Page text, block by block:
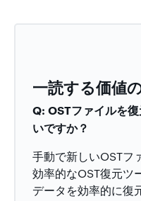
一読する価値
Q: OSTファイルを
いですか？
手動で新しいOSTフ
効率的なOST復元
データを効率的に復